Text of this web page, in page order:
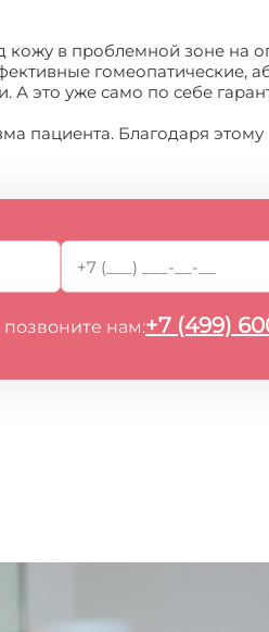
кожу в проблемной зоне на
гомеопатические,
А это уже само по себе
пациента. Благодаря этому
нам:+7 (499)